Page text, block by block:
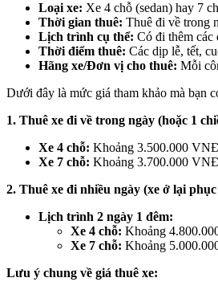
Loại xe: Xe 4 chỗ (sedan) hay 7
Thời gian thuê: Thuê đi về trong
Lịch trình cụ thể: Có đi thêm các
Thời điểm thuê: Các dịp lễ, tết,
Hãng xe/Đơn vị cho thuê: Mỗi
Dưới đây là mức giá tham khảo mà bạn
1. Thuê xe đi về trong ngày (hoặc 1
Xe 4 chỗ: Khoảng 3.500.000
Xe 7 chỗ: Khoảng 3.700.000
2. Thuê xe đi nhiều ngày (xe ở lại
Lịch trình 2 ngày 1 đêm:
Xe 4 chỗ: Khoảng
Xe 7 chỗ: Khoảng
Lưu ý chung về giá thuê xe: